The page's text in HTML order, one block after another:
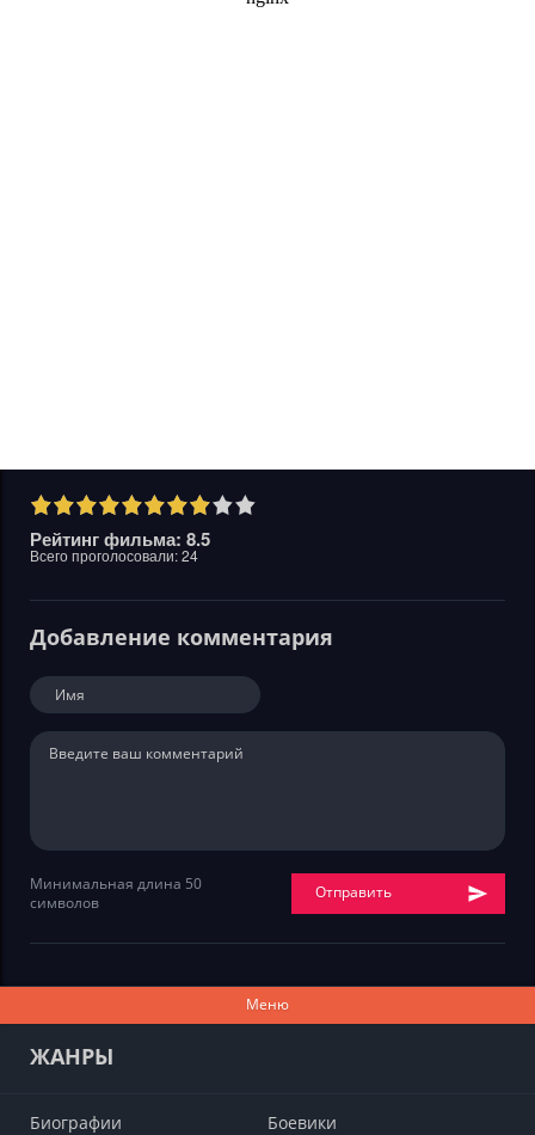
Рейтинг фильма: 8.5
Всего проголосовали:24
Добавление комментария
Минимальная длина 50
символов
Отправить
Меню
ЖАНРЫ
Биографии
Боевики